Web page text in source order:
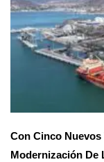
Con Cinco Nuevos
Modernización De